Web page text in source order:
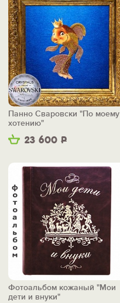
23 600 Р
Панно Сваровски "По моему
хотению"
Фотоальбом кожаный "Мои
дети и внуки"